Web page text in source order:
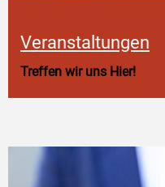
Veranstaltungen
Treffen wir uns Hier!